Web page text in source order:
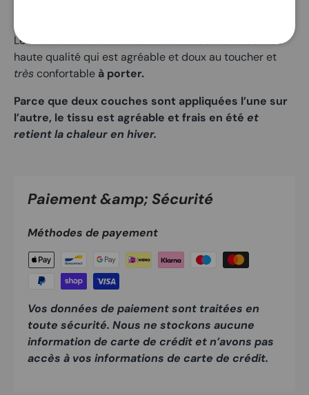
Le Khimar est fait d’un
tissu en mousseline de soie de
haute qualité qui est agréable et doux au toucher et
très confortable à porter.
Parce que deux couches sont appliquées l’une sur
l’autre, le tissu est agréable et frais en été et
retient la chaleur en hiver.
Paiement &amp; Sécurité
Méthodes de payement
Vos données de paiement sont traitées en
toute sécurité. Nous ne stockons aucune
information de carte de crédit et n’avons pas
accès à vos informations de carte de crédit.